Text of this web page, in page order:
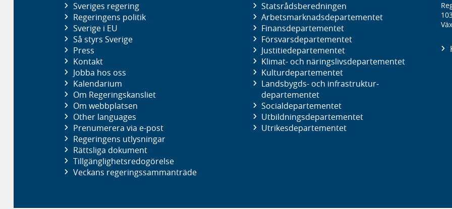
Sveriges regering
Regeringens politik
Sverige i EU
Så styrs Sverige
Press
Kontakt
Jobba hos oss
Kalendarium
Om Regeringskansliet
Om webbplatsen
Other languages
Prenumerera via e-post
Regeringens utlysningar
Rättsliga dokument
Tillgänglighetsredogörelse
Veckans regeringssammanträde
Statsrådsberedningen
Arbetsmarknads­departementet
Finans­departementet
Försvars­departementet
Justitie­departementet
Klimat- och näringslivs­departementet
Kultur­departementet
Landsbygds- och infrastruktur­
departementet
Social­departementet
Utbildnings­departementet
Utrikes­departementet